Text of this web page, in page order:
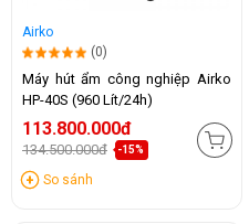
Airko
(0)
Máy hút ẩm công nghiệp Airko
HP-40S (960 Lít/24h)
113.800.000đ
134.500.000đ -15%
So sánh